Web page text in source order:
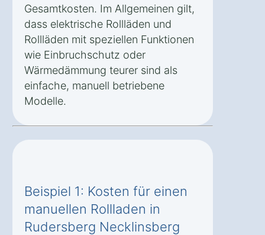
Gesamtkosten. Im Allgemeinen gilt,
dass elektrische Rollläden und
Rollläden mit speziellen Funktionen
wie Einbruchschutz oder
Wärmedämmung teurer sind als
einfache, manuell betriebene
Modelle.
Beispiel 1: Kosten für einen
manuellen Rollladen in
Rudersberg Necklinsberg